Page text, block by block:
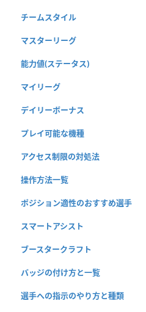
チームスタイル
マスターリーグ
能力値(ステータス)
マイリーグ
デイリーボーナス
プレイ可能な機種
アクセス制限の対処法
操作方法一覧
ポジション適性のおすすめ選手
スマートアシスト
ブースタークラフト
バッジの付け方と一覧
選手への指示のやり方と種類